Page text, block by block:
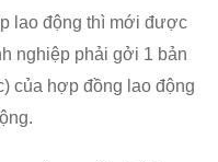
lao động thì mới được
nghiệp phải gởi 1 bản
của hợp đồng lao động